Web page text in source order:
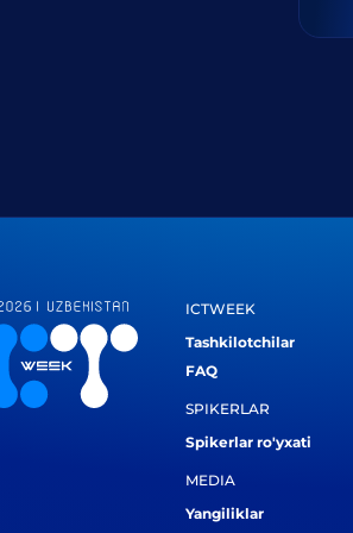
ICTWEEK
Tashkilotchilar
FAQ
SPIKERLAR
Spikerlar ro'yxati
MEDIA
Yangiliklar